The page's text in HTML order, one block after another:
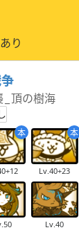
り
頂の樹海
本
+12
本
Lv.40+23
50 Lv.40